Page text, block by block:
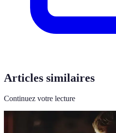
Articles similaires
Continuez votre lecture